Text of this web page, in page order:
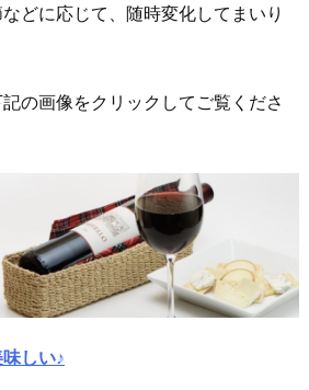
どに応じて、随時変化してまいり
の画像をクリックしてご覧くださ
しい♪